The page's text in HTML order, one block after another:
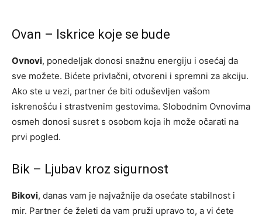
Ovan – Iskrice koje se bude
Ovnovi, ponedeljak donosi snažnu energiju i osećaj da
sve možete. Bićete privlačni, otvoreni i spremni za akciju.
Ako ste u vezi, partner će biti oduševljen vašom
iskrenošću i strastvenim gestovima. Slobodnim Ovnovima
osmeh donosi susret s osobom koja ih može očarati na
prvi pogled.
Bik – Ljubav kroz sigurnost
Bikovi, danas vam je najvažnije da osećate stabilnost i
mir. Partner će želeti da vam pruži upravo to, a vi ćete